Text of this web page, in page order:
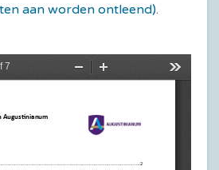
aan worden ontleend).